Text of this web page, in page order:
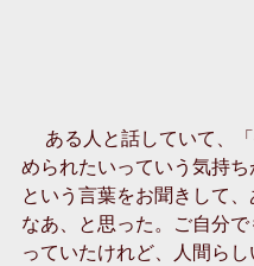
められたいっていう気持ち
という言葉をお聞きして
なあ、と思った。ご自分
っていたけれど、人間らし